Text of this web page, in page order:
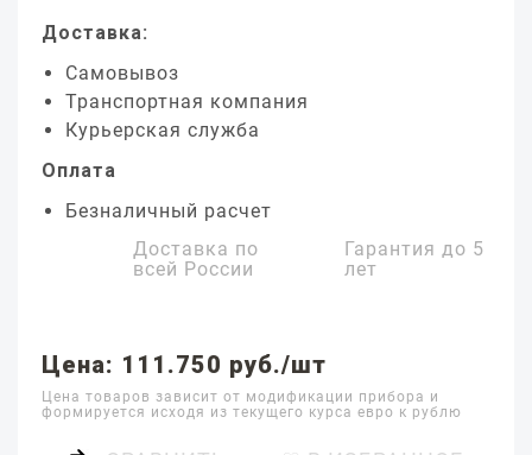
Доставка:
Самовывоз
Транспортная компания
Курьерская служба
Оплата
Безналичный расчет
Доставка по
всей России
Гарантия до 5
лет
Цена: 111.750 руб./шт
Цена товаров зависит от модификации прибора и
формируется исходя из текущего курса евро к рублю